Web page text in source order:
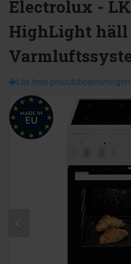
Electrolux -
HighLight häll
Läs hela produktbeskrivningen